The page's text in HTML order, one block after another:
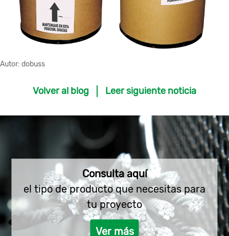
Autor: dobuss
Volver al blog Leer siguiente noticia
Consulta aquí
el tipo de producto que necesitas para
tu proyecto
Ver más